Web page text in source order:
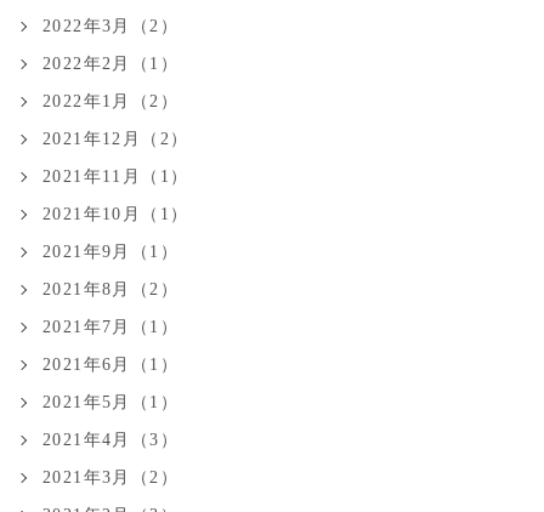
2022年3月（2）
2022年2月（1）
2022年1月（2）
2021年12月（2）
2021年11月（1）
2021年10月（1）
2021年9月（1）
2021年8月（2）
2021年7月（1）
2021年6月（1）
2021年5月（1）
2021年4月（3）
2021年3月（2）